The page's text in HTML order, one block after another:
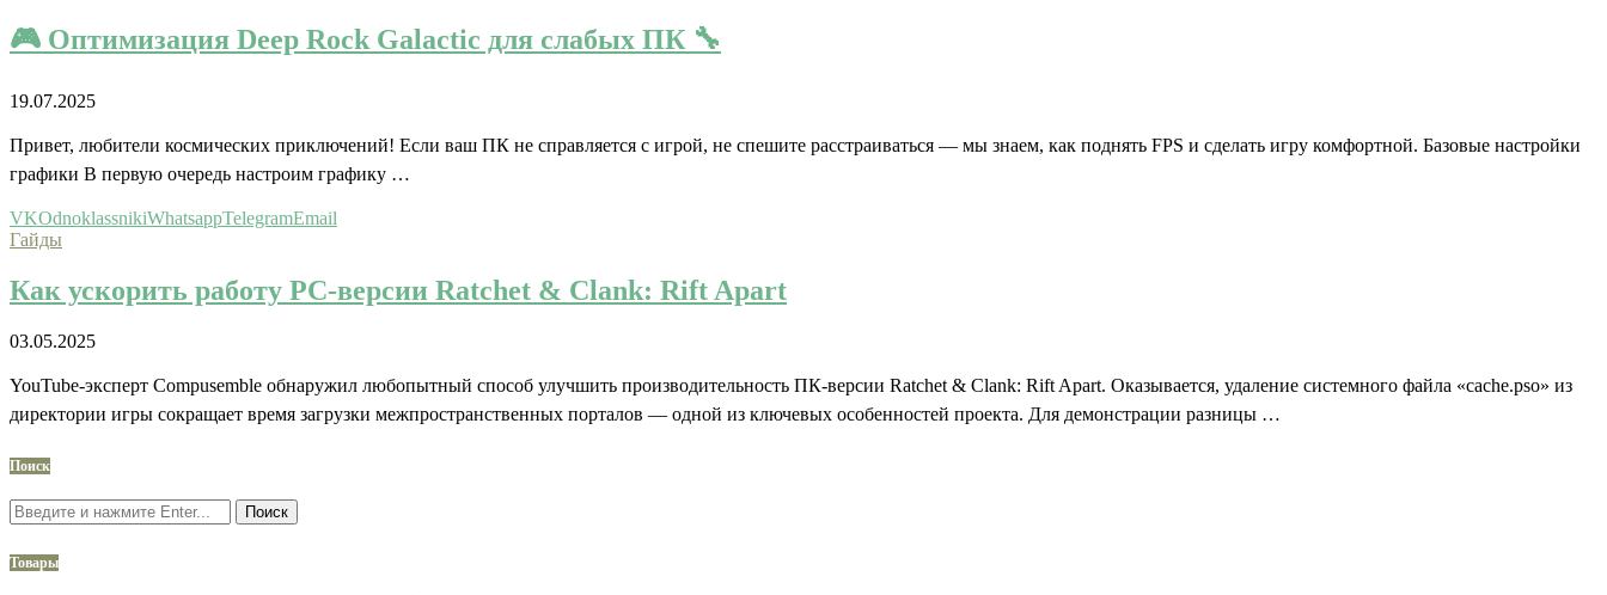
🎮 Оптимизация Deep Rock Galactic для слабых ПК 🔧
19.07.2025
Привет, любители космических приключений! Если ваш ПК не справляется с игрой, не спешите расстраиваться — мы знаем, как поднять FPS и сделать игру комфортной. Базовые настройки
графики В первую очередь настроим графику …
VKOdnoklassnikiWhatsappTelegramEmail
Гайды
Как ускорить работу PC-версии Ratchet & Clank: Rift Apart
03.05.2025
YouTube-эксперт Compusemble обнаружил любопытный способ улучшить производительность ПК-версии Ratchet & Clank: Rift Apart. Оказывается, удаление системного файла «cache.pso» из
директории игры сокращает время загрузки межпространственных порталов — одной из ключевых особенностей проекта. Для демонстрации разницы …
Поиск
Поиск
Товары